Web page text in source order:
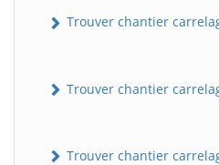
Trouver chantier
Trouver chantier
Trouver chantier